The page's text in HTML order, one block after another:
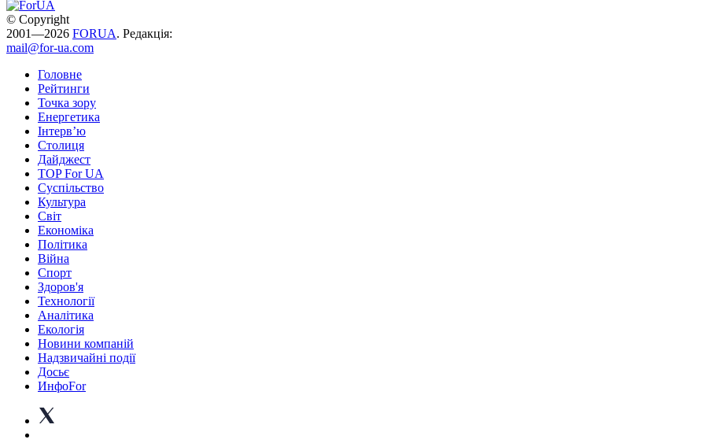
© Copyright
2001—2026 FORUA. Редакція:
mail@for-ua.com
Головне
Рейтинги
Точка зору
Енергетика
Інтерв’ю
Столиця
Дайджест
TOP For UA
Суспiльство
Культура
Світ
Економіка
Політика
Війна
Спорт
Здоров'я
Технології
Аналітика
Екологія
Новини компаній
Надзвичайні події
Досьє
ИнфоFor